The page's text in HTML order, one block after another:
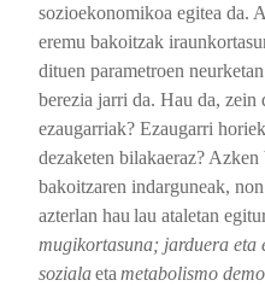
sozioekonomikoa egitea da.
eremu bakoitzak
dituen parametroen
berezia jarri da. Hau da,
ezaugarriak? Ezaugarri
dezaketen bilakaeraz? Azken
bakoitzaren indarguneak,
azterlan hau lau ataletan
mugikortasuna; jarduera eta
sozialaeta metabolismo